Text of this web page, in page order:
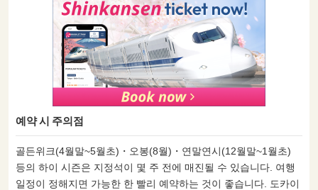
예약 시 주의점
골든위크(4월말~5월초)・오봉(8월)・연말연시(12월말~1월초)
등의 하이 시즌은 지정석이 몇 주 전에 매진될 수 있습니다. 여행
일정이 정해지면 가능한 한 빨리 예약하는 것이 좋습니다. 도카이